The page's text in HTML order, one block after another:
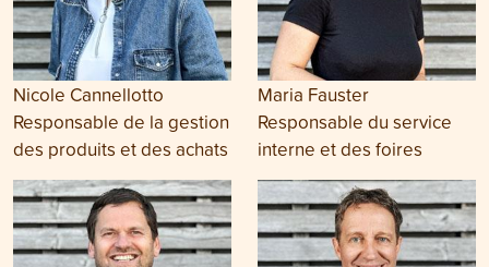
Nicole Cannellotto
Responsable de la gestion
des produits et des achats
Maria Fauster
Responsable du service
interne et des foires